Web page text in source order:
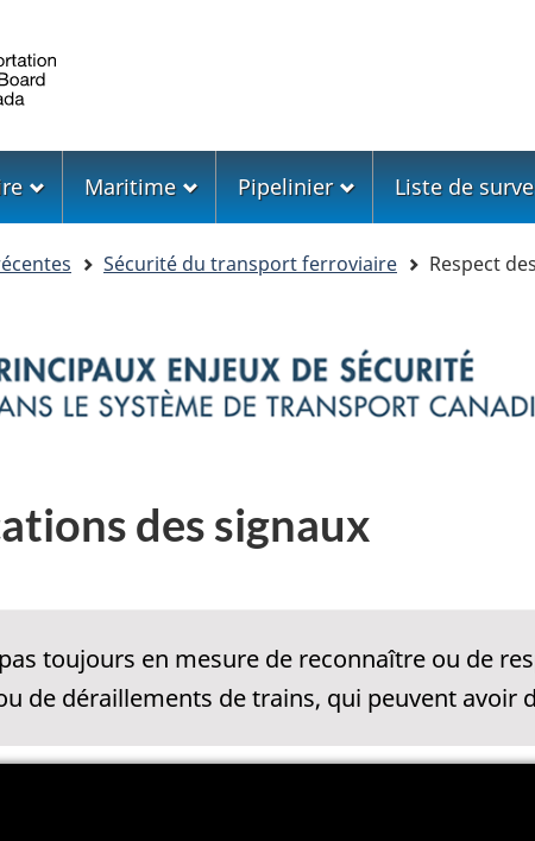
Maritime Pipelinier Liste de
Sécurité du transport ferroviaire Respect
des signaux
toujours en mesure de reconnaître ou de
de déraillements de trains, qui peuvent avoir